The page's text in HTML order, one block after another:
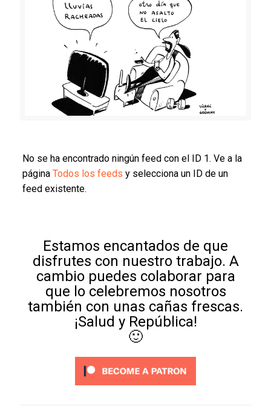
No se ha encontrado ningún feed con el ID 1. Ve a la
página Todos los feeds y selecciona un ID de un
feed existente.
Estamos encantados de que
disfrutes con nuestro trabajo. A
cambio puedes colaborar para
que lo celebremos nosotros
también con unas cañas frescas.
¡Salud y República!
🙂